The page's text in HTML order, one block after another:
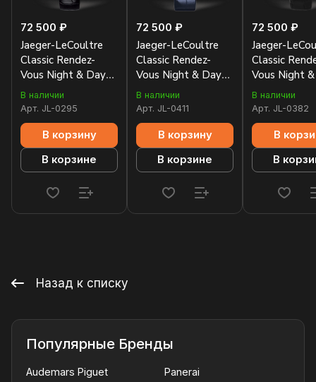
72 500 ₽
Jaeger-LeCoultre
Classic Rendez-
Vous Night & Day
34mm 344847J
В наличии
Арт. JL-0295
В корзину
В корзине
72 500 ₽
Jaeger-LeCoultre
Classic Rendez-
Vous Night & Day
34mm 3448420
В наличии
Арт. JL-0411
В корзину
В корзине
72 500 ₽
Jaeger-
Classic
Vous Night
34mm
В наличии
Арт. JL-0382
В
В
Назад к списку
Популярные Бренды
Audemars Piguet
Panerai